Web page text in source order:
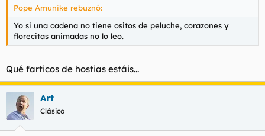
Pope Amunike rebuznó:
Yo si una cadena no tiene ositos de peluche, corazones y
florecitas animadas no lo leo.
Qué farticos de hostias estáis...
Art
Clásico